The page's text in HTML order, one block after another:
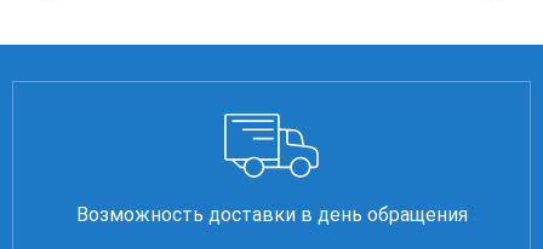
Возможность доставки в день обращения